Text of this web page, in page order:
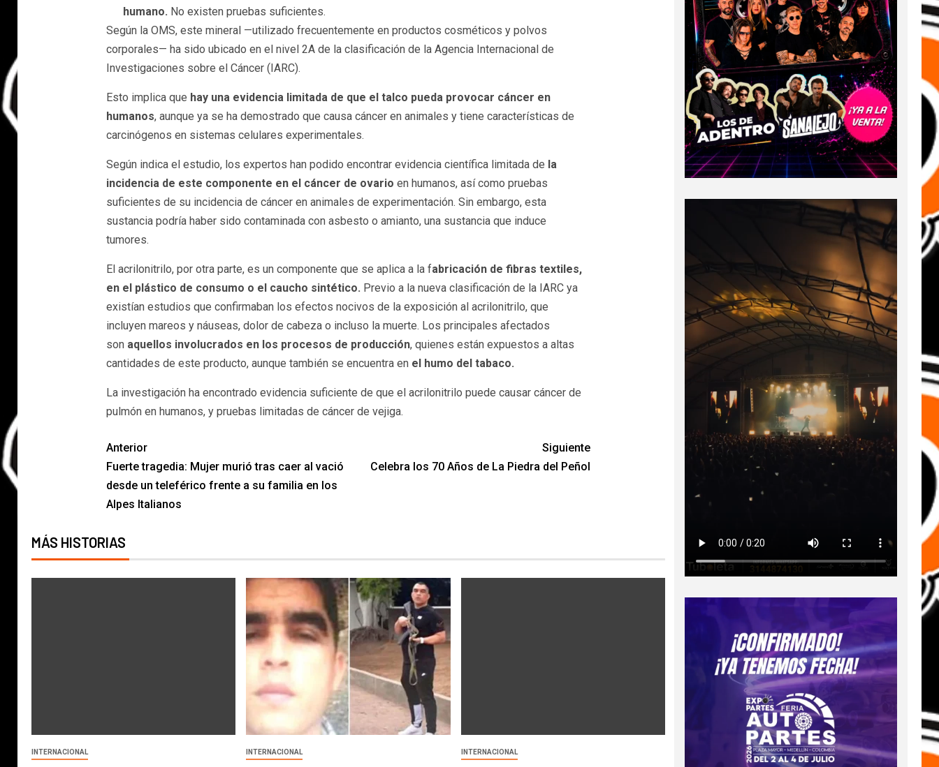
humano. No existen pruebas suficientes.
Según la OMS, este mineral —utilizado frecuentemente en productos cosméticos y polvos
corporales— ha sido ubicado en el nivel 2A de la clasificación de la Agencia Internacional de
Investigaciones sobre el Cáncer (IARC).
Esto implica que hay una evidencia limitada de que el talco pueda provocar cáncer en
humanos, aunque ya se ha demostrado que causa cáncer en animales y tiene características de
carcinógenos en sistemas celulares experimentales.
Según indica el estudio, los expertos han podido encontrar evidencia científica limitada de la
incidencia de este componente en el cáncer de ovario en humanos, así como pruebas
suficientes de su incidencia de cáncer en animales de experimentación. Sin embargo, esta
sustancia podría haber sido contaminada con asbesto o amianto, una sustancia que induce
tumores.
El acrilonitrilo, por otra parte, es un componente que se aplica a la fabricación de fibras textiles,
en el plástico de consumo o el caucho sintético. Previo a la nueva clasificación de la IARC ya
existían estudios que confirmaban los efectos nocivos de la exposición al acrilonitrilo, que
incluyen mareos y náuseas, dolor de cabeza o incluso la muerte. Los principales afectados
son aquellos involucrados en los procesos de producción, quienes están expuestos a altas
cantidades de este producto, aunque también se encuentra en el humo del tabaco.
La investigación ha encontrado evidencia suficiente de que el acrilonitrilo puede causar cáncer de
pulmón en humanos, y pruebas limitadas de cáncer de vejiga.
Anterior
Fuerte tragedia: Mujer murió tras caer al vació
desde un teleférico frente a su familia en los
Alpes Italianos
Siguiente
Celebra los 70 Años de La Piedra del Peñol
MÁS HISTORIAS
INTERNACIONAL INTERNACIONAL INTERNACIONAL